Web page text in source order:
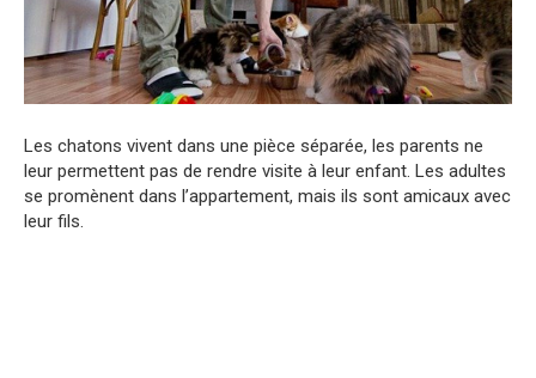
Les chatons vivent dans une pièce séparée, les parents ne
leur permettent pas de rendre visite à leur enfant. Les adultes
se promènent dans l’appartement, mais ils sont amicaux avec
leur fils.